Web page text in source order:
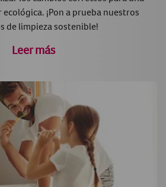
¡Pon a prueba nuestros
de limpieza sostenible!
Leer más